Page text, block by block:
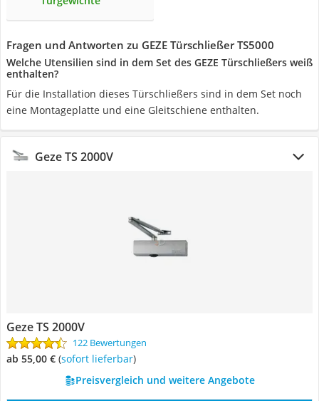
Fragen und Antworten zu GEZE Türschließer TS5000
Welche Utensilien sind in dem Set des GEZE Türschließers weiß
enthalten?
Für die Installation dieses Türschließers sind in dem Set noch
eine Montageplatte und eine Gleitschiene enthalten.
Geze TS 2000V
Geze TS 2000V
122 Bewertungen
ab 55,00 € ( Sofort lieferbar)
Preisvergleich und weitere Angebote